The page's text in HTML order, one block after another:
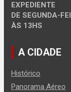
EXPEDIENTE
DE SEGUNDA-
ÀS 13HS
A CIDADE
Histórico
Panorama Aéreo